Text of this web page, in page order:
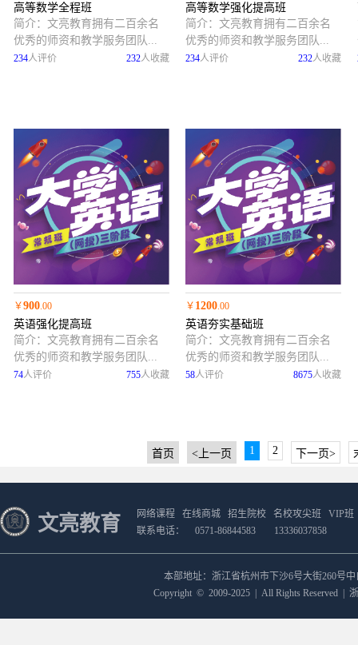
高等数学全程班
简介： 文亮教育拥有二百余名
优秀的师资和教学服务团队...
234人评价 232人收藏
高等数学强化提高班
简介： 文亮教育拥有二百余名
优秀的师资和教学服务团队...
234人评价 232人收藏
￥900 .00
英语强化提高班
简介： 文亮教育拥有二百余名
优秀的师资和教学服务团队...
74人评价 755人收藏
￥ 1200 .00
英语夯实基础班
简介： 文亮教育拥有二百余名
优秀的师资和教学服务团队...
58人评价 8675人收藏
首页 <上一页 1 2 下一页>
文亮教育 网络课程 在线商城 招生院校 名校攻尖班
VIP班
联系电话：
0571-86844583 13336037858
本部地址：浙江省杭州市下沙6号大街260号
Copyright © 2009-2025 | All Rights Reserved |